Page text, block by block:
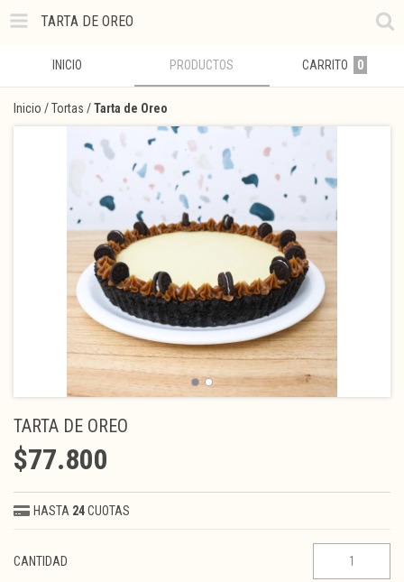
TARTA DE OREO
INICIO PRODUCTOS CARRITO 0
Inicio /Tortas /Tarta de Oreo
TARTA DE OREO
$77.800
HASTA 24CUOTAS
CANTIDAD